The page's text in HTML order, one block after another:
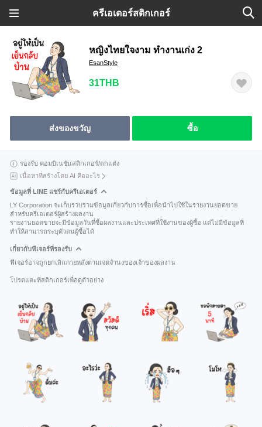
ครีเอเตอร์สติกเกอร์
หญิงไทยใจงาม ทำงานเก่ง 2
EsanStyle
31THB
ส่งของขวัญ ซื้อ
รองรับ คอมบิเนชันสติกเกอร์/ตกแต่ง
เนื้อหาที่สร้างโดย AI คืออะไร
ข้อมูลที่ LINE แชร์กับครีเอเตอร์
LY Corporation จะเก็บรวบรวมข้อมูลเกี่ยวกับการซื้อเพื่อนำไปใช้ในรายงานยอดขาย
สำหรับครีเอเตอร์ผู้สร้างผลงาน
รายงานยอดขายจะมีข้อมูลวันที่ซื้อผลงานและประเทศที่ใช้งานของผู้ซื้อ แต่ไม่มีข้อมูลที่
ทำให้สามารถระบุตัวตนผู้ซื้อได้
เกี่ยวกับฟีเจอร์ที่รองรับ
ฟีเจอร์อาจถูกยกเลิกภายหลังตามเจตจำนงของเจ้าของผลงาน
โปรดแตะที่สติกเกอร์เพื่อดูตัวอย่าง